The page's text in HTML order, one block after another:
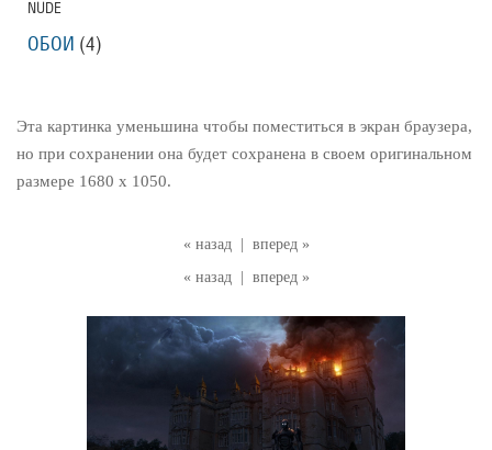
« назад
вперед »
« назад
вперед »
Эта картинка уменьшина чтобы поместиться в экран браузера,
но при сохранении она будет сохранена в своем оригинальном
размере 1680 x 1050.
NUDE
ОБОИ (4)